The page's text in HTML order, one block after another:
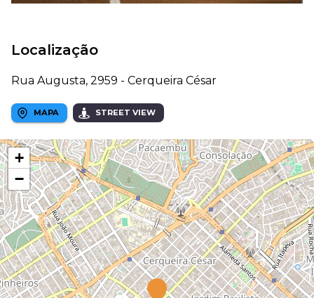
Localização
Rua Augusta, 2959 - Cerqueira César
MAPA STREET VIEW
+
−